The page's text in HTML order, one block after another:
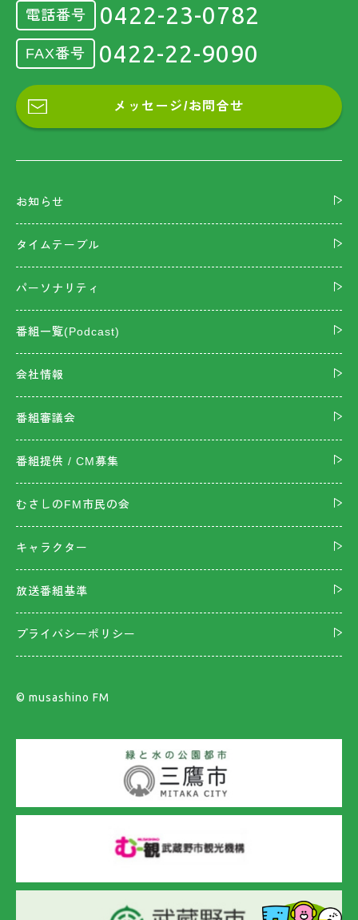
電話番号 0422-23-0782
FAX番号 0422-22-9090
メッセージ/お問合せ
お知らせ
タイムテーブル
パーソナリティ
番組一覧(Podcast)
会社情報
番組審議会
番組提供 / CM募集
むさしのFM市民の会
キャラクター
放送番組基準
プライバシーポリシー
©︎ musashino FM